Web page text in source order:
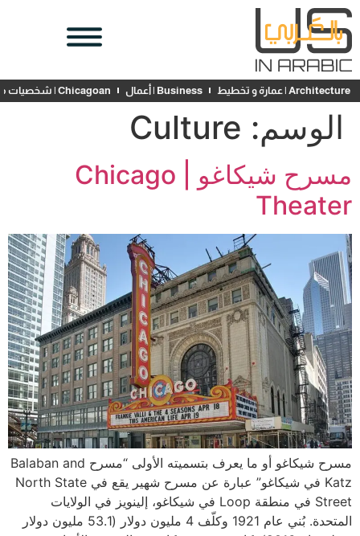
Architecture | عمارة و تخطيط Business | أعمال Chicagoan | شخصيات محلية
الوسم: Culture
مسرح شيكاغو | Chicago
Theater
مسرح شيكاغو أو ما يعرف بتسميته الأولى “مسرح Balaban and
Katz في شيكاغو” عبارة عن مسرح شهير يقع في North State
Street في منطقة Loop في شيكاغو، إلينويز في الولايات
المتحدة. بُني عام 1921 وكلّف 4 مليون دولار (53.1 مليون دولار